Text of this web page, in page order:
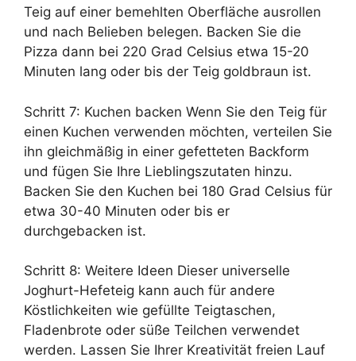
Teig auf einer bemehlten Oberfläche ausrollen
und nach Belieben belegen. Backen Sie die
Pizza dann bei 220 Grad Celsius etwa 15-20
Minuten lang oder bis der Teig goldbraun ist.
Schritt 7: Kuchen backen Wenn Sie den Teig für
einen Kuchen verwenden möchten, verteilen Sie
ihn gleichmäßig in einer gefetteten Backform
und fügen Sie Ihre Lieblingszutaten hinzu.
Backen Sie den Kuchen bei 180 Grad Celsius für
etwa 30-40 Minuten oder bis er
durchgebacken ist.
Schritt 8: Weitere Ideen Dieser universelle
Joghurt-Hefeteig kann auch für andere
Köstlichkeiten wie gefüllte Teigtaschen,
Fladenbrote oder süße Teilchen verwendet
werden. Lassen Sie Ihrer Kreativität freien Lauf